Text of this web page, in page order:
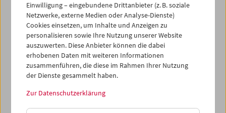
Buch
Provokation der
Wirklichkeit
Preis: EUR 7,00
Kluge, Edgar Reitz, Peter Schamoni, Haro
Senft und Herbert Vesely, veröffentlichten am
Einwilligung – eingebundene Drittanbieter (z. B. soziale
Netzwerke, externe Medien oder Analyse-Dienste)
Cookies einsetzen, um Inhalte und Anzeigen zu
personalisieren sowie Ihre Nutzung unserer Website
auszuwerten. Diese Anbieter können die dabei
erhobenen Daten mit weiteren Informationen
zusammenführen, die diese im Rahmen Ihrer Nutzung
der Dienste gesammelt haben.
Zur Datenschutzerklärung